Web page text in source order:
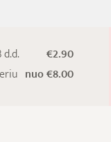
d.d.
€2.90
nuo €8.00